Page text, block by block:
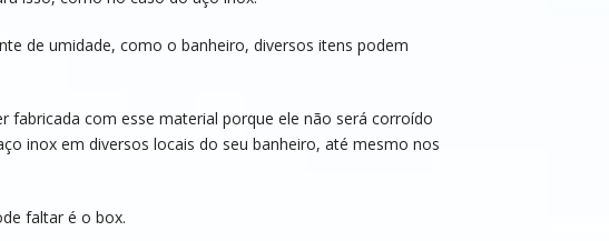
de umidade, como o banheiro, diversos itens podem
fabricada com esse material porque ele não será corroído
inox em diversos locais do seu banheiro, até mesmo nos
faltar é o box.